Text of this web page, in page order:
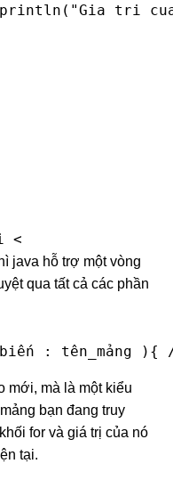
tri
<
java hỗ trợ một vòng
qua tất cả các phần
: tên_mảng
mới, mà là một kiểu
bạn đang truy
for và giá trị của nó
tại.